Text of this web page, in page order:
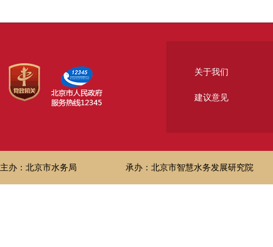
关于我们
建议意见
主办：北京市水务局 承办：北京市智慧水务发展研究院